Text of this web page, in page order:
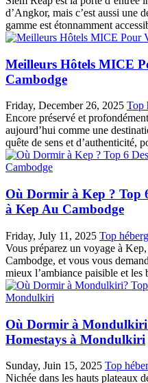
d’Angkor, mais c’est aussi une
gamme est étonnamment
Meilleurs Hôtels MICE
Cambodge
Friday, December 26, 2025 Top
Encore préservé et
aujourd’hui comme une
quête de sens et d’authenticité,
Où Dormir à Kep ? Top
à Kep Au Cambodge
Friday, July 11, 2025 Top
Vous préparez un voyage à
Cambodge, et vous vous
mieux l’ambiance paisible et les
Où Dormir à
Homestays à Mondulkiri
Sunday, Juin 15, 2025 Top
Nichée dans les hauts plateaux